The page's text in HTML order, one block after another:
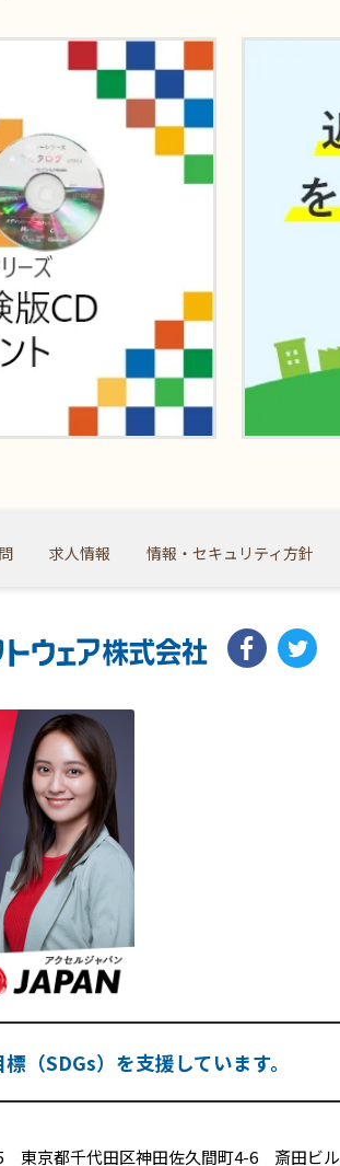
求人情報 情報・セキュリティ方針
（SDGs）を支援しています。
東京都千代田区神田佐久間町4-6 斎田ビル